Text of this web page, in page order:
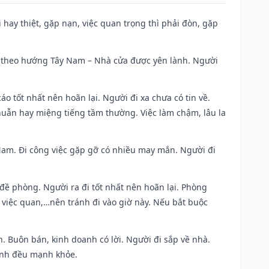
thiệt, gặp nạn, việc quan trọng thì phải đòn, gặp
hướng Tây Nam – Nhà cửa được yên lành. Người
tốt nhất nên hoãn lại. Người đi xa chưa có tin về.
hay miệng tiếng tầm thường. Việc làm chậm, lâu la
Đi công việc gặp gỡ có nhiều may mắn. Người đi
phòng. Người ra đi tốt nhất nên hoãn lại. Phòng
quan,…nên tránh đi vào giờ này. Nếu bắt buộc
bán, kinh doanh có lời. Người đi sắp về nhà.
đều mạnh khỏe.